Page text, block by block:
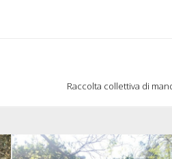
Raccolta collettiva di